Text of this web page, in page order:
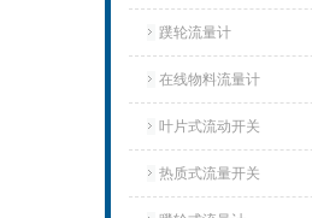
蹼轮流量计
在线物料流量计
叶片式流动开关
热质式流量开关